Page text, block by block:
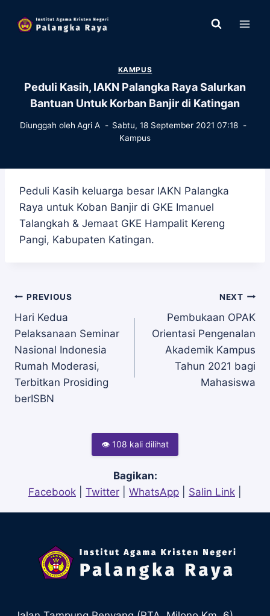
KAMPUS
Peduli Kasih, IAKN Palangka Raya Salurkan
Bantuan Untuk Korban Banjir di Katingan
Diunggah oleh Agri A
Sabtu, 18 September 2021 07:18
Kampus
Peduli Kasih keluarga besar IAKN Palangka
Raya untuk Koban Banjir di GKE Imanuel
Talangkah & Jemaat GKE Hampalit Kereng
Pangi, Kabupaten Katingan.
Navigasi
pos
PREVIOUS
Hari Kedua
Pelaksanaan Seminar
Nasional Indonesia
Rumah Moderasi,
Terbitkan Prosiding
berISBN
NEXT
Pembukaan OPAK
Orientasi Pengenalan
Akademik Kampus
Tahun 2021 bagi
Mahasiswa
👁 108 kali dilihat
Bagikan:
Facebook
Twitter WhatsApp Salin Link